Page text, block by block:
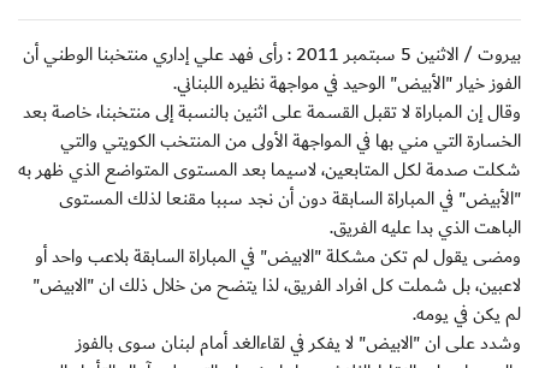
بيروت / الاثنين 5 سبتمبر 2011 : رأى فهد علي إداري منتخبنا الوطني أن
الفوز خيار "الأبيض" الوحيد في مواجهة نظيره اللبناني.
وقال إن المباراة لا تقبل القسمة على اثنين بالنسبة إلى منتخبنا، خاصة بعد
الخسارة التي مني بها في المواجهة الأولى من المنتخب الكويتي والتي
شكلت صدمة لكل المتابعين، لاسيما بعد المستوى المتواضع الذي ظهر به
"الأبيض" في المباراة السابقة دون أن نجد سببا مقنعا لذلك المستوى
الباهت الذي بدا عليه الفريق.
ومضى يقول لم تكن مشكلة "الابيض" في المباراة السابقة بلاعب واحد أو
لاعبين، بل شملت كل افراد الفريق، لذا يتضح من خلال ذلك ان "الابيض"
لم يكن في يومه.
وشدد على ان "الابيض" لا يفكر في لقاءالغد أمام لبنان سوى بالفوز